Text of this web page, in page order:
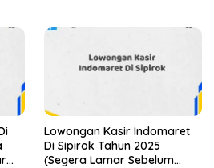
Lowongan Kasir Indomaret
Di Sipirok Tahun 2025
(Segera Lamar Sebelum